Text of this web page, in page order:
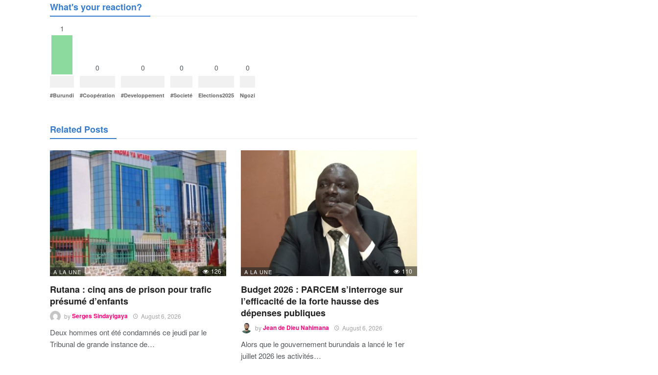
What's your reaction?
1
#Burundi
0
#Coopération
0
#Developpement
0
#Societé
0
Elections2025
0
Ngozi
Related Posts
A LA UNE 126
Rutana : cinq ans de prison pour trafic
présumé d’enfants
bySerges Sindayigaya August 6, 2026
Deux hommes ont été condamnés ce jeudi par le
Tribunal de grande instance de…
A LA UNE 110
Budget 2026 : PARCEM s’interroge sur
l’efficacité de la forte hausse des
dépenses publiques
byJean de Dieu Nahimana August 6, 2026
Alors que le gouvernement burundais a lancé le 1er
juillet 2026 les activités…